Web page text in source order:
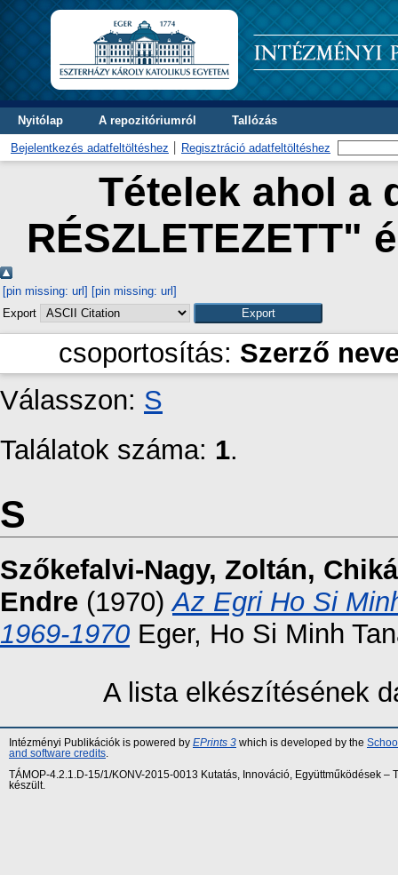
Nyitólap A repozitóriumról Tallózás
Bejelentkezés adatfeltöltéshez Regisztráció adatfeltöltéshez
Tételek ahol a
RÉSZLETEZETT"
[pin missing: url] [pin missing: url]
Export
csoportosítás: Szerző
Válasszon: S
Találatok száma: 1.
S
Szőkefalvi-Nagy, Zoltán,
Endre (1970)Az Egri Ho Si
1969-1970 Eger, Ho Si Minh
A lista elkészítésének
Intézményi Publikációk is powered by EPrints 3 which is developed by the
and software credits
TÁMOP-4.2.1.D-15/1/KONV-2015-0013 Kutatás, Innováció, Együttműködések
készült.